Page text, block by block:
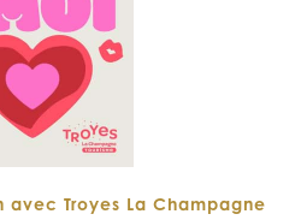
: RDV à 18H30 pour regarder
de Champagne.
avec Troyes La Champagne